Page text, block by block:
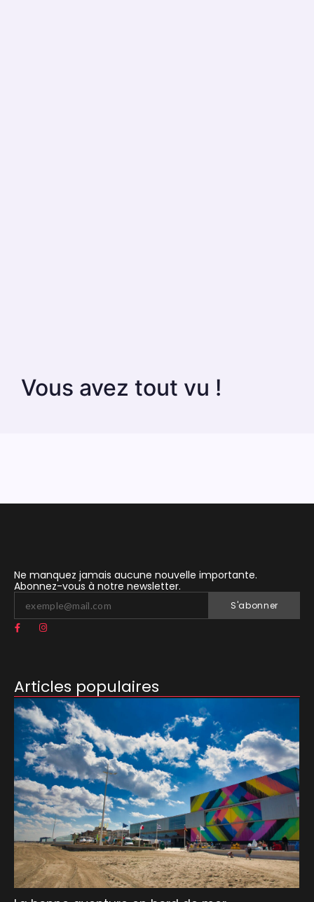
Vous avez tout vu !
Ne manquez jamais aucune nouvelle importante.
Abonnez-vous à notre newsletter.
S'abonner
Articles populaires